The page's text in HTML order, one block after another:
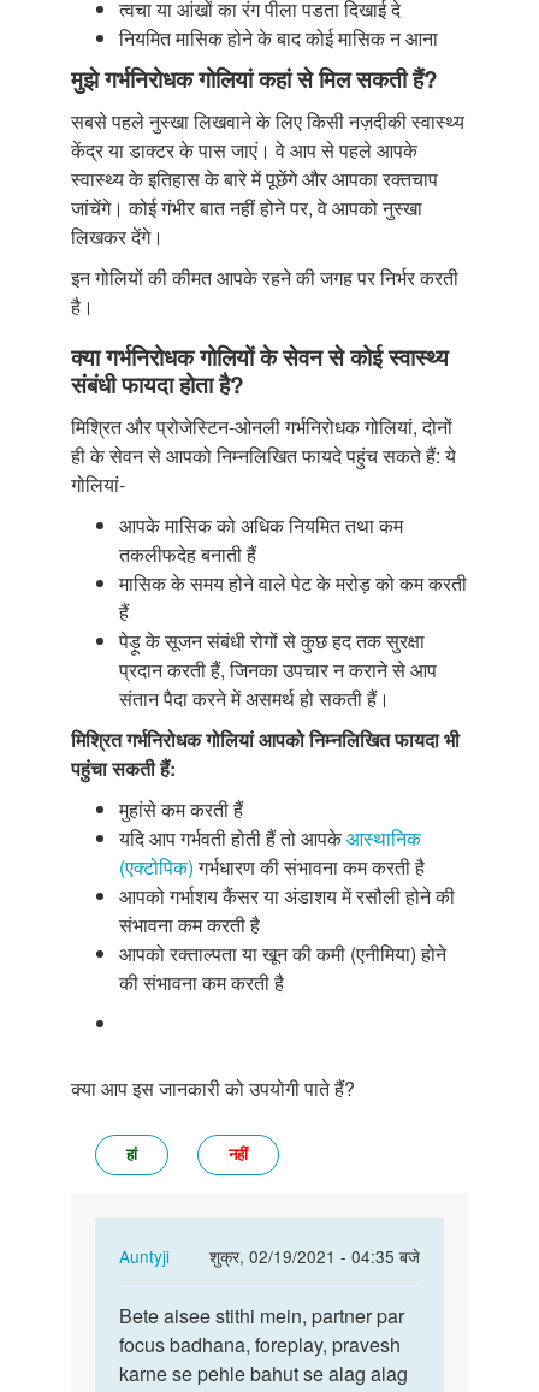
त्वचा या आंखों का रंग पीला पडता दिखाई दे
नियमित मासिक होने के बाद कोई मासिक न आना
मुझे गर्भनिरोधक गोलियां कहां से मिल सकती हैं?
सबसे पहले नुस्खा लिखवाने के लिए किसी नज़दीकी स्वास्थ्य
केंद्र या डाक्टर के पास जाएं। वे आप से पहले आपके
स्वास्थ्य के इतिहास के बारे में पूछेंगे और आपका रक्तचाप
जांचेंगे। कोई गंभीर बात नहीं होने पर, वे आपको नुस्खा
लिखकर देंगे।
इन गोलियों की कीमत आपके रहने की जगह पर निर्भर करती
है।
क्या गर्भनिरोधक गोलियों के सेवन से कोई स्वास्थ्य
संबंधी फायदा होता है?
मिश्रित और प्रोजेस्टिन-ओनली गर्भनिरोधक गोलियां, दोनों
ही के सेवन से आपको निम्नलिखित फायदे पहुंच सकते हैं: ये
गोलियां-
आपके मासिक को अधिक नियमित तथा कम
तकलीफदेह बनाती हैं
मासिक के समय होने वाले पेट के मरोड़ को कम करती
हैं
पेड़ू के सूजन संबंधी रोगों से कुछ हद तक सुरक्षा
प्रदान करती हैं, जिनका उपचार न कराने से आप
संतान पैदा करने में असमर्थ हो सकती हैं।
मिश्रित गर्भनिरोधक गोलियां आपको निम्नलिखित फायदा भी
पहुंचा सकती हैं:
मुहांसे कम करती हैं
यदि आप गर्भवती होती हैं तो आपकेआस्थानिक
(एक्टोपिक)गर्भधारण की संभावना कम करती है
आपको गर्भाशय कैंसर या अंडाशय में रसौली होने की
संभावना कम करती है
आपको रक्ताल्पता या खून की कमी (एनीमिया) होने
की संभावना कम करती है
क्या आप इस जानकारी को उपयोगी पाते हैं?
हां नहीं
Auntyji
शुक्र, 02/19/2021 - 04:35 बजे
In
to
Mujhe
lanbe
Bete
aisee
stithi
Bete aisee stithi mein, partner par
focus badhana, foreplay, pravesh
karne se pehle bahut se alag alag